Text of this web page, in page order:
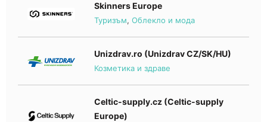
Skinners Europe
Туризъм, Облекло и мода
Unizdrav.ro (Unizdrav CZ/SK/HU)
Козметика и здраве
Celtic-supply.cz (Celtic-supply
Europe)